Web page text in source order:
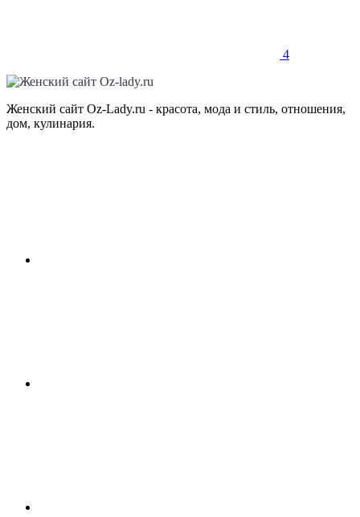
4
Женский сайт Oz-Lady.ru - красота, мода и стиль, отношения,
дом, кулинария.